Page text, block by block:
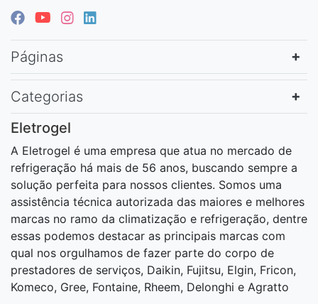
Páginas
Categorias
Eletrogel
A Eletrogel é uma empresa que atua no mercado de
refrigeração há mais de 56 anos, buscando sempre a
solução perfeita para nossos clientes. Somos uma
assistência técnica autorizada das maiores e melhores
marcas no ramo da climatização e refrigeração, dentre
essas podemos destacar as principais marcas com
qual nos orgulhamos de fazer parte do corpo de
prestadores de serviços, Daikin, Fujitsu, Elgin, Fricon,
Komeco, Gree, Fontaine, Rheem, Delonghi e Agratto